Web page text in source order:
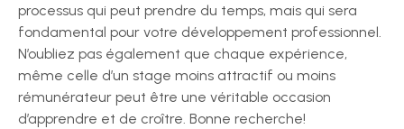
processus qui peut prendre du temps, mais qui sera
fondamental pour votre développement professionnel.
N’oubliez pas également que chaque expérience,
même celle d’un stage moins attractif ou moins
rémunérateur peut être une véritable occasion
d’apprendre et de croître. Bonne recherche!